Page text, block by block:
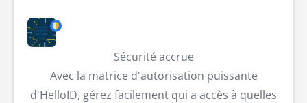
Sécurité accrue
Avec la matrice d'autorisation puissante
d'HelloID, gérez facilement qui a accès à quelles